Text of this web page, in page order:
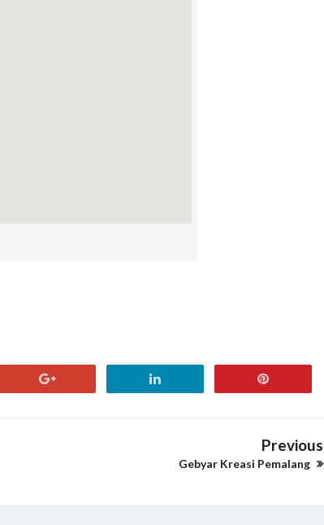
Previous
Gebyar Kreasi Pemalang